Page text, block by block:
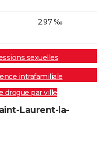
2,97 ‰
sexuelles
intrafamiliale
drogue par ville
Laurent-la-